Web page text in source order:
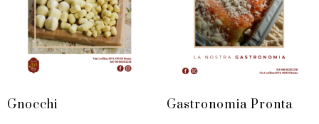
Gnocchi Gastronomia Pronta